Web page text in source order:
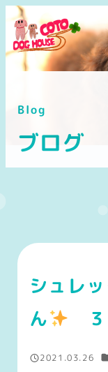
メ
イ
ン
へ
Blog
ブログ
シュレ
ん
３
投稿日
2021.03.26